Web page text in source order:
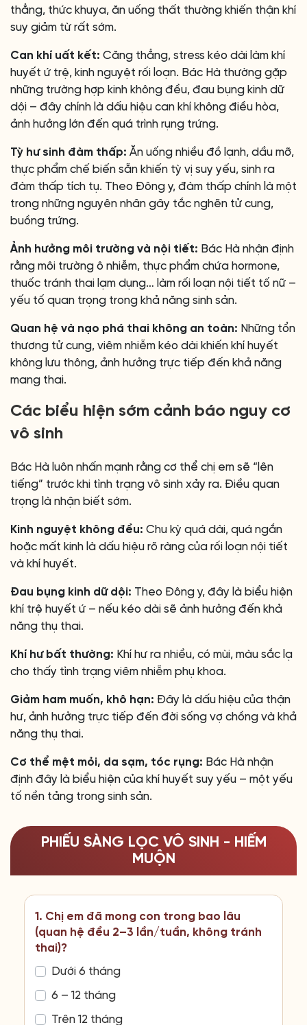
thẳng, thức khuya, ăn uống thất thường khiến thận khí
suy giảm từ rất sớm.
Can khí uất kết: Căng thẳng, stress kéo dài làm khí
huyết ứ trệ, kinh nguyệt rối loạn. Bác Hà thường gặp
những trường hợp kinh không đều, đau bụng kinh dữ
dội – đây chính là dấu hiệu can khí không điều hòa,
ảnh hưởng lớn đến quá trình rụng trứng.
Tỳ hư sinh đàm thấp: Ăn uống nhiều đồ lạnh, dầu mỡ,
thực phẩm chế biến sẵn khiến tỳ vị suy yếu, sinh ra
đàm thấp tích tụ. Theo Đông y, đàm thấp chính là một
trong những nguyên nhân gây tắc nghẽn tử cung,
buồng trứng.
Ảnh hưởng môi trường và nội tiết: Bác Hà nhận định
rằng môi trường ô nhiễm, thực phẩm chứa hormone,
thuốc tránh thai lạm dụng… làm rối loạn nội tiết tố nữ –
yếu tố quan trọng trong khả năng sinh sản.
Quan hệ và nạo phá thai không an toàn: Những tổn
thương tử cung, viêm nhiễm kéo dài khiến khí huyết
không lưu thông, ảnh hưởng trực tiếp đến khả năng
mang thai.
Các biểu hiện sớm cảnh báo nguy cơ
vô sinh
Bác Hà luôn nhấn mạnh rằng cơ thể chị em sẽ “lên
tiếng” trước khi tình trạng vô sinh xảy ra. Điều quan
trọng là nhận biết sớm.
Kinh nguyệt không đều: Chu kỳ quá dài, quá ngắn
hoặc mất kinh là dấu hiệu rõ ràng của rối loạn nội tiết
và khí huyết.
Đau bụng kinh dữ dội: Theo Đông y, đây là biểu hiện
khí trệ huyết ứ – nếu kéo dài sẽ ảnh hưởng đến khả
năng thụ thai.
Khí hư bất thường: Khí hư ra nhiều, có mùi, màu sắc lạ
cho thấy tình trạng viêm nhiễm phụ khoa.
Giảm ham muốn, khô hạn: Đây là dấu hiệu của thận
hư, ảnh hưởng trực tiếp đến đời sống vợ chồng và khả
năng thụ thai.
Cơ thể mệt mỏi, da sạm, tóc rụng: Bác Hà nhận
định đây là biểu hiện của khí huyết suy yếu – một yếu
tố nền tảng trong sinh sản.
PHIẾU SÀNG LỌC VÔ SINH - HIẾM
MUỘN
1. Chị em đã mong con trong bao lâu
(quan hệ đều 2–3 lần/tuần, không tránh
thai)?
Dưới 6 tháng
6 – 12 tháng
Trên 12 tháng